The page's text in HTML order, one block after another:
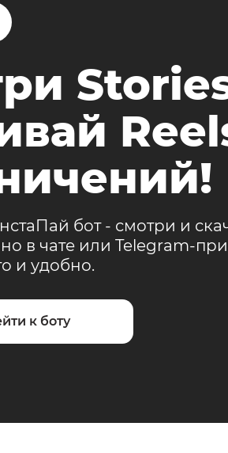
бот - смотри и
в чате или Telegram-
и удобно.
к боту